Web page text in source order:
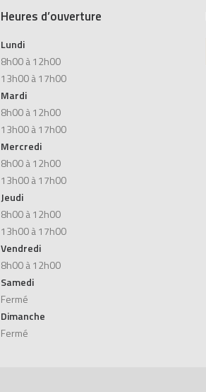
Heures d’ouverture
Lundi
8h00 à 12h00
13h00 à 17h00
Mardi
8h00 à 12h00
13h00 à 17h00
Mercredi
8h00 à 12h00
13h00 à 17h00
Jeudi
8h00 à 12h00
13h00 à 17h00
Vendredi
8h00 à 12h00
Samedi
Fermé
Dimanche
Fermé